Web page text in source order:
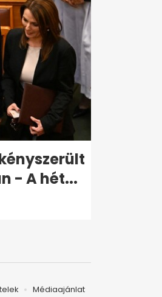
- A hét...
Médiaajánlat